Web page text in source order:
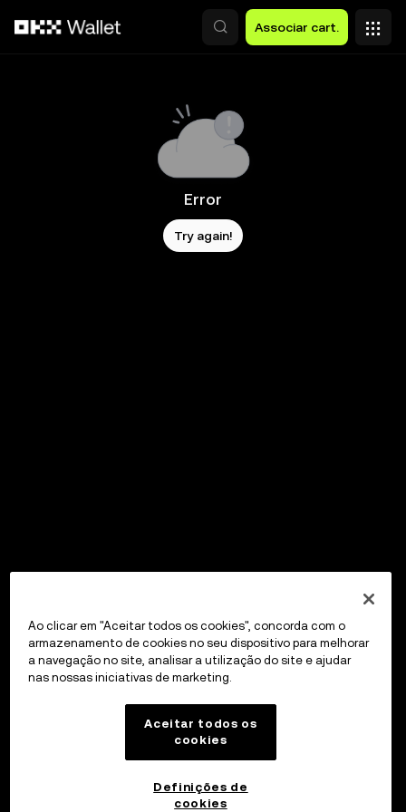
Associar cart.
Error
Try again!
Ao clicar em "Aceitar todos os cookies", concorda com o
armazenamento de cookies no seu dispositivo para melhorar
a navegação no site, analisar a utilização do site e ajudar
nas nossas iniciativas de marketing.
Aceitar todos os
cookies
Definições de
cookies